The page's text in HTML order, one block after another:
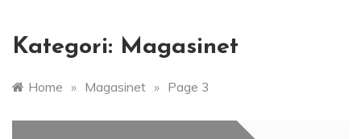
Kategori: Magasinet
Home » Magasinet » Page 3